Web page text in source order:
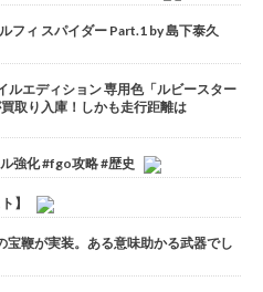
フィ スパイダー Part.1 by 島下泰久
ルエディション 専用色「ルビースター
取り入庫！しかも走行距離は
強化 #fgo攻略 #歴史
】
宝鞭が実装。ある意味助かる武器でし